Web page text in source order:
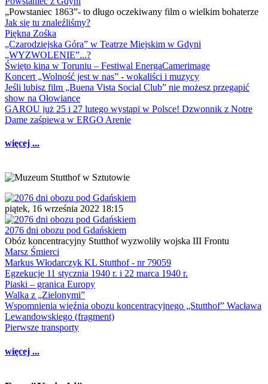
„Powstaniec 1863”- to długo oczekiwany film o wielkim bohaterze
Jak się tu znaleźliśmy?
Piękna Zośka
„Czarodziejska Góra” w Teatrze Miejskim w Gdyni
„WYZWOLENIE”...?
Święto kina w Toruniu – Festiwal EnergaCamerimage
Koncert „Wolność jest w nas” - wokaliści i muzycy
Jeśli lubisz film „Buena Vista Social Club” nie możesz przegapić
show na Ołowiance
GAROU już 25 i 27 lutego wystąpi w Polsce! Dzwonnik z Notre
Dame zaśpiewa w ERGO Arenie
więcej ...
piątek, 16 września 2022 18:15
2076 dni obozu pod Gdańskiem
Obóz koncentracyjny Stutthof wyzwoliły wojska III Frontu
Marsz Śmierci
Markus Włodarczyk KL Stutthof - nr 79059
Egzekucje 11 stycznia 1940 r. i 22 marca 1940 r.
Piaski – granica Europy
Walka z „Zielonymi”
Wspomnienia więźnia obozu koncentracyjnego „Stutthof” Wacława
Lewandowskiego (fragment)
Pierwsze transporty
więcej ...